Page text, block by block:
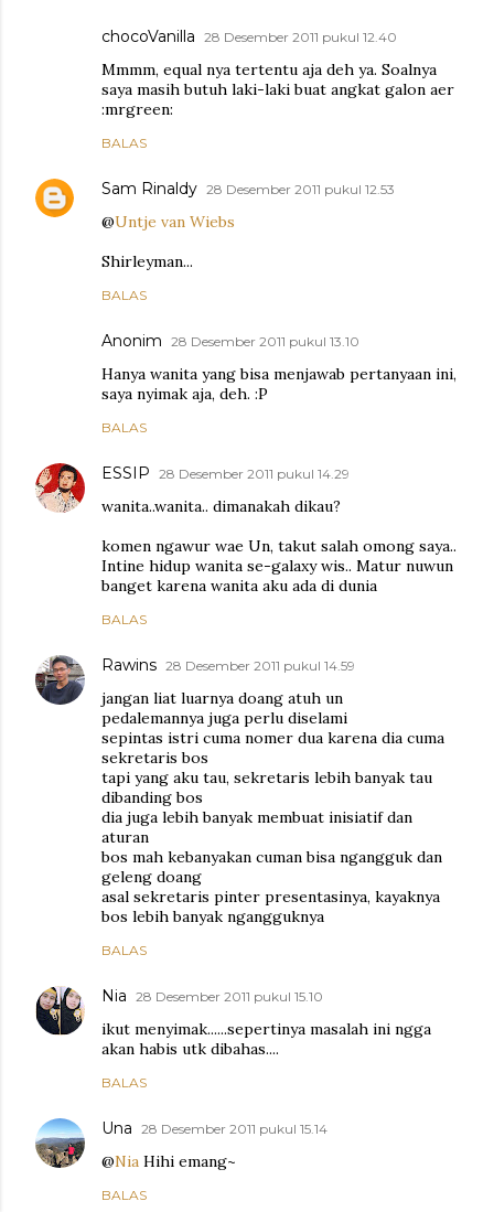
chocoVanilla 28 Desember 2011 pukul 12.40
Mmmm, equal nya tertentu aja deh ya. Soalnya
saya masih butuh laki-laki buat angkat galon aer
:mrgreen:
BALAS
Sam Rinaldy 28 Desember 2011 pukul 12.53
@Untje van Wiebs
Shirleyman...
BALAS
Anonim 28 Desember 2011 pukul 13.10
Hanya wanita yang bisa menjawab pertanyaan ini,
saya nyimak aja, deh. :P
BALAS
ESSIP 28 Desember 2011 pukul 14.29
wanita..wanita.. dimanakah dikau?
komen ngawur wae Un, takut salah omong saya..
Intine hidup wanita se-galaxy wis.. Matur nuwun
banget karena wanita aku ada di dunia
BALAS
Rawins 28 Desember 2011 pukul 14.59
jangan liat luarnya doang atuh un
pedalemannya juga perlu diselami
sepintas istri cuma nomer dua karena dia cuma
sekretaris bos
tapi yang aku tau, sekretaris lebih banyak tau
dibanding bos
dia juga lebih banyak membuat inisiatif dan
aturan
bos mah kebanyakan cuman bisa ngangguk dan
geleng doang
asal sekretaris pinter presentasinya, kayaknya
bos lebih banyak ngangguknya
BALAS
Nia 28 Desember 2011 pukul 15.10
ikut menyimak......sepertinya masalah ini ngga
akan habis utk dibahas....
BALAS
Una 28 Desember 2011 pukul 15.14
@Nia Hihi emang~
BALAS